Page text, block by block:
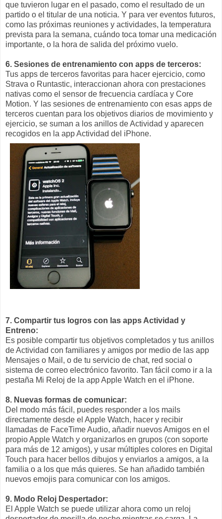
que tuvieron lugar en el pasado, como el resultado de un
partido o el titular de una noticia. Y para ver eventos futuros,
como las próximas reuniones y actividades, la temperatura
prevista para la semana, cuándo toca tomar una medicación
importante, o la hora de salida del próximo vuelo.
6. Sesiones de entrenamiento con apps de terceros:
Tus apps de terceros favoritas para hacer ejercicio, como
Strava o Runtastic, interaccionan ahora con prestaciones
nativas como el sensor de frecuencia cardíaca y Core
Motion. Y las sesiones de entrenamiento con esas apps de
terceros cuentan para los objetivos diarios de movimiento y
ejercicio, se suman a los anillos de Actividad y aparecen
recogidos en la app Actividad del iPhone.
7. Compartir tus logros con las apps Actividad y
Entreno:
Es posible compartir tus objetivos completados y tus anillos
de Actividad con familiares y amigos por medio de las app
Mensajes o Mail, o de tu servicio de chat, red social o
sistema de correo electrónico favorito. Tan fácil como ir a la
pestaña Mi Reloj de la app Apple Watch en el iPhone.
8. Nuevas formas de comunicar:
Del modo más fácil, puedes responder a los mails
directamente desde el Apple Watch, hacer y recibir
llamadas de FaceTime Audio, añadir nuevos Amigos en el
propio Apple Watch y organizarlos en grupos (con soporte
para más de 12 amigos), y usar múltiples colores en Digital
Touch para hacer bellos dibujos y enviarlos a amigos, a la
familia o a los que más quieres. Se han añadido también
nuevos emojis para comunicar con los amigos.
9. Modo Reloj Despertador:
El Apple Watch se puede utilizar ahora como un reloj